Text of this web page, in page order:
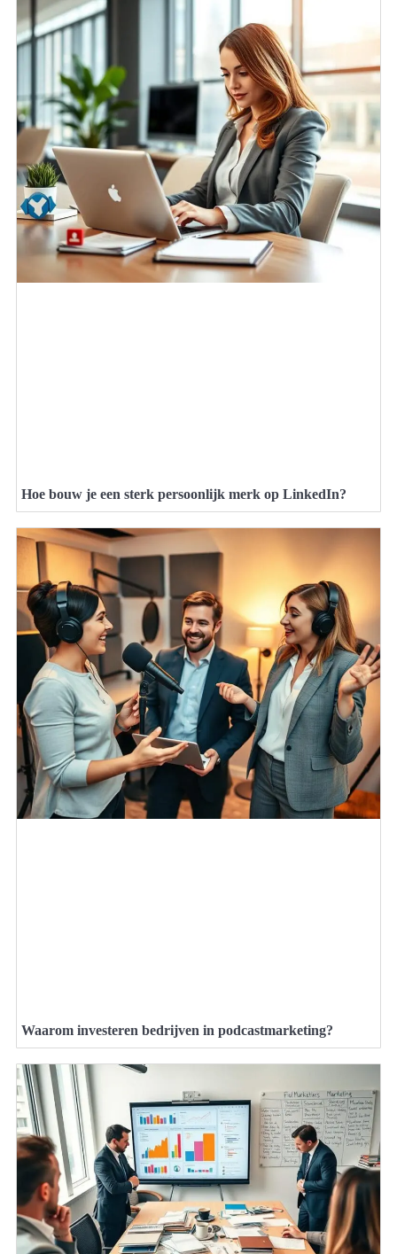
Hoe bouw je een sterk persoonlijk merk op LinkedIn?
Waarom investeren bedrijven in podcastmarketing?